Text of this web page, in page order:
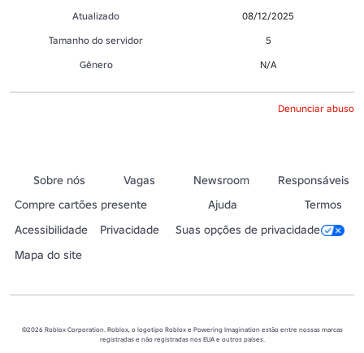
Atualizado
08/12/2025
Tamanho do servidor
5
Gênero
N/A
Denunciar abuso
Sobre nós Vagas Newsroom
Responsáveis
Compre cartões presente
Ajuda
Termos
Acessibilidade
Privacidade
Suas opções de privacidade
Mapa do site
©2026 Roblox Corporation. Roblox, o logotipo Roblox e Powering Imagination estão entre nossas marcas
registradas e não registradas nos EUA e outros países.